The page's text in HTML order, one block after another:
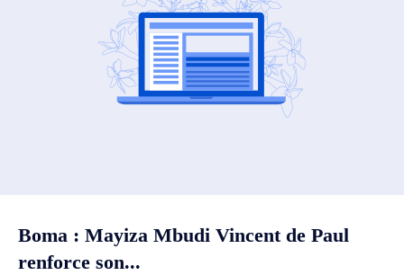
Boma : Mayiza Mbudi Vincent de Paul
renforce son...